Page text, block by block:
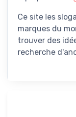
Ce site les
marques du
trouver des
recherche